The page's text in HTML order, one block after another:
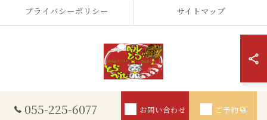
055-225-6077 お問い合わせ ご予約
プライバシーポリシー サイトマップ
© 2026 山梨県甲斐市の夜ご飯ならとらベル×ベルとら ALL RIGHTS
RESERVED.